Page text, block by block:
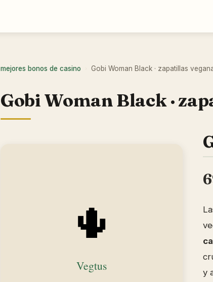
mejores bonos de casino Gobi Woman Black · zapatillas
Gobi Woman Black ·
y